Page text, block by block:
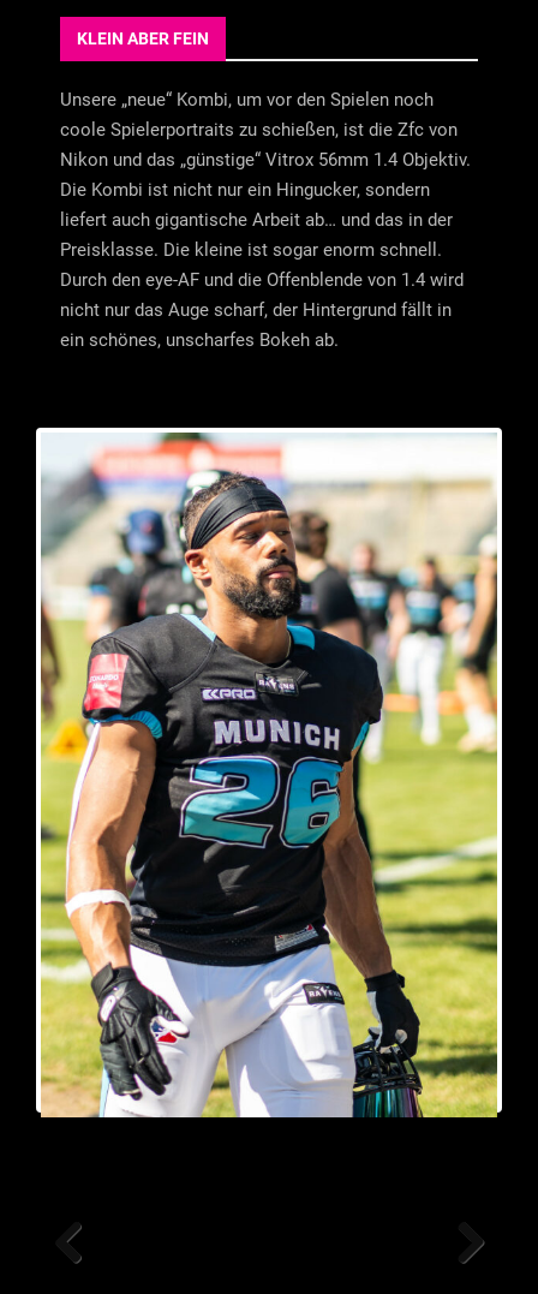
KLEIN ABER FEIN
Unsere „neue“ Kombi, um vor den Spielen noch
coole Spielerportraits zu schießen, ist die Zfc von
Nikon und das „günstige“ Vitrox 56mm 1.4 Objektiv.
Die Kombi ist nicht nur ein Hingucker, sondern
liefert auch gigantische Arbeit ab… und das in der
Preisklasse. Die kleine ist sogar enorm schnell.
Durch den eye-AF und die Offenblende von 1.4 wird
nicht nur das Auge scharf, der Hintergrund fällt in
ein schönes, unscharfes Bokeh ab.